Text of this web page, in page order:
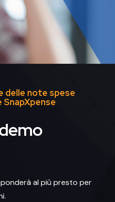
delle note spese
al più presto per